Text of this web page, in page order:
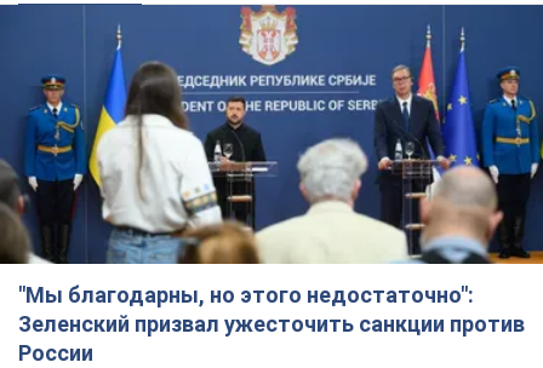
"Мы благодарны, но этого недостаточно":
Зеленский призвал ужесточить санкции против
России